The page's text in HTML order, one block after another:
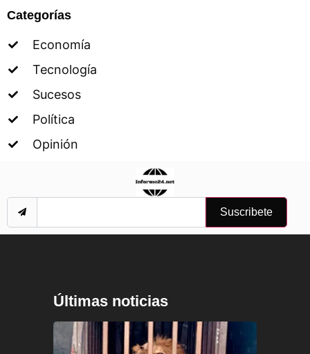
Categorías
Economía
Tecnología
Sucesos
Política
Opinión
Suscribete
Últimas noticias